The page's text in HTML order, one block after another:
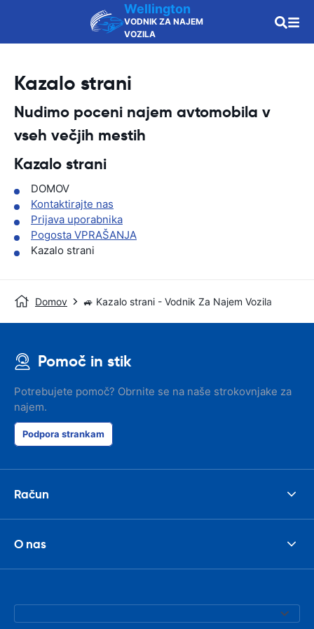
Wellington
VODNIK ZA NAJEM
VOZILA
Kazalo strani
Nudimo poceni najem avtomobila v
vseh večjih mestih
Kazalo strani
DOMOV
Kontaktirajte nas
Prijava uporabnika
Pogosta VPRAŠANJA
Kazalo strani
Domov 🚙 Kazalo strani - Vodnik Za Najem Vozila
Pomoč in stik
Potrebujete pomoč? Obrnite se na naše strokovnjake za
najem.
Podpora strankam
Račun
O nas